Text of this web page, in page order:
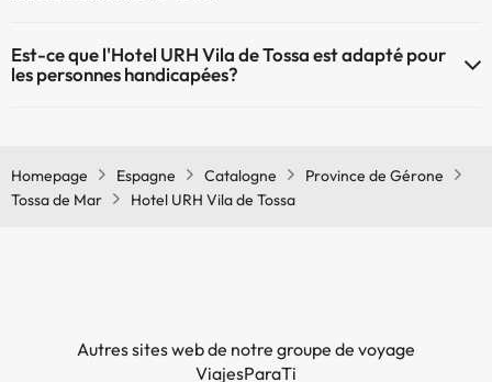
pas admis.
Est-ce que l'Hotel URH Vila de Tossa est adapté pour
les personnes handicapées?
Homepage
Espagne Catalogne
Province de Gérone
Tossa de Mar
Hotel URH Vila de Tossa
Autres sites web de notre groupe de voyage
ViajesParaTi